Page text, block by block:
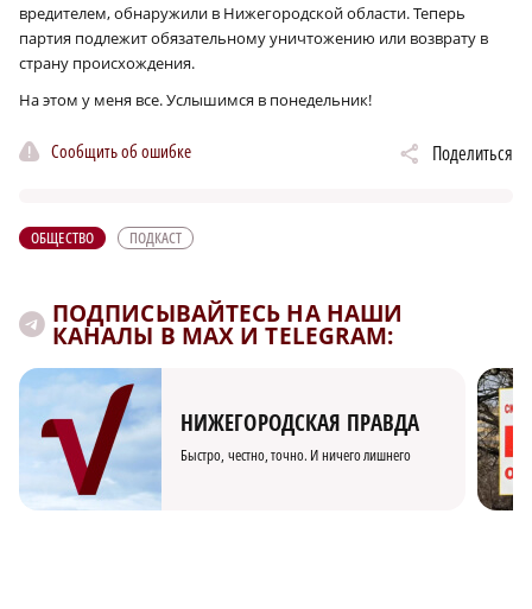
вредителем, обнаружили в Нижегородской области. Теперь
партия подлежит обязательному уничтожению или возврату в
страну происхождения.
На этом у меня все. Услышимся в понедельник!
Сообщить об ошибке Поделиться
ОБЩЕСТВО ПОДКАСТ
ПОДПИСЫВАЙТЕСЬ НА НАШИ
КАНАЛЫ В MAX И TELEGRAM:
НИЖЕГОРОДСКАЯ ПРАВДА
Быстро, честно, точно. И ничего лишнего